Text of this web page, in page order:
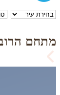
מתחם